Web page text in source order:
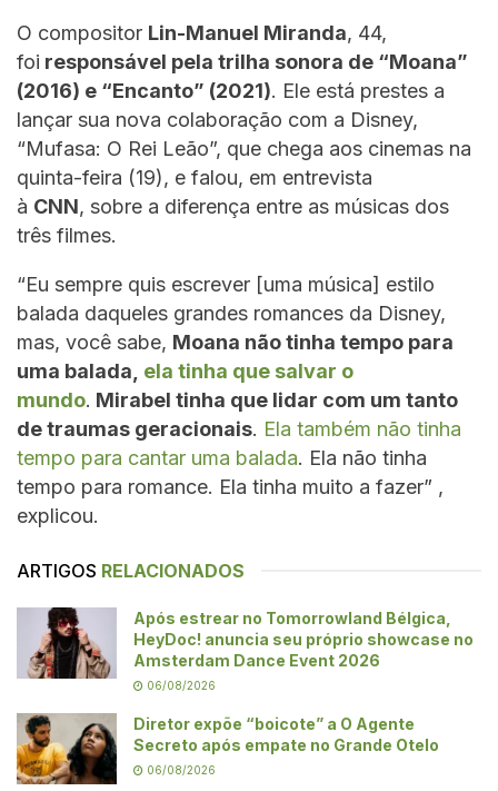
O compositor Lin-Manuel Miranda, 44,
foi responsável pela trilha sonora de “Moana”
(2016) e “Encanto” (2021). Ele está prestes a
lançar sua nova colaboração com a Disney,
“Mufasa: O Rei Leão”, que chega aos cinemas na
quinta-feira (19), e falou, em entrevista
à CNN, sobre a diferença entre as músicas dos
três filmes.
“Eu sempre quis escrever [uma música] estilo
balada daqueles grandes romances da Disney,
mas, você sabe, Moana não tinha tempo para
uma balada, ela tinha que salvar o
mundo. Mirabel tinha que lidar com um tanto
de traumas geracionais. Ela também não tinha
tempo para cantar uma balada. Ela não tinha
tempo para romance. Ela tinha muito a fazer” ,
explicou.
ARTIGOS RELACIONADOS
Após estrear no Tomorrowland Bélgica,
HeyDoc! anuncia seu próprio showcase no
Amsterdam Dance Event 2026
06/08/2026
Diretor expõe “boicote” a O Agente
Secreto após empate no Grande Otelo
06/08/2026